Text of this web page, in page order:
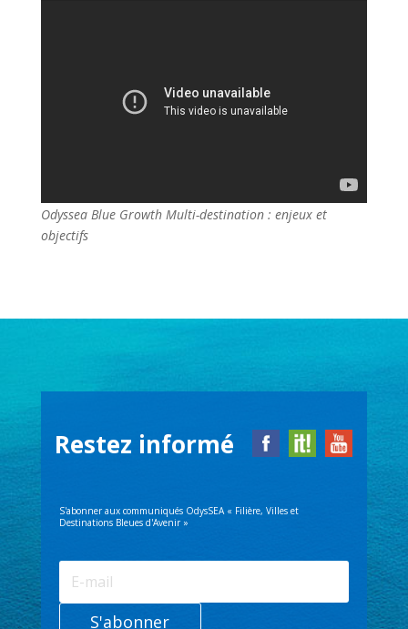
Odyssea Blue Growth Multi-destination : enjeux et
objectifs
Restez informé
S'abonner aux communiqués OdysSEA « Filière, Villes et
Destinations Bleues d'Avenir »
S'abonner